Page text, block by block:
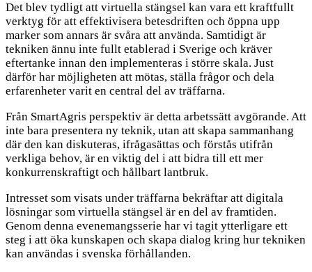
Det blev tydligt att virtuella stängsel kan vara ett kraftfullt
verktyg för att effektivisera betesdriften och öppna upp
marker som annars är svåra att använda. Samtidigt är
tekniken ännu inte fullt etablerad i Sverige och kräver
eftertanke innan den implementeras i större skala. Just
därför har möjligheten att mötas, ställa frågor och dela
erfarenheter varit en central del av träffarna.
Från SmartAgris perspektiv är detta arbetssätt avgörande. Att
inte bara presentera ny teknik, utan att skapa sammanhang
där den kan diskuteras, ifrågasättas och förstås utifrån
verkliga behov, är en viktig del i att bidra till ett mer
konkurrenskraftigt och hållbart lantbruk.
Intresset som visats under träffarna bekräftar att digitala
lösningar som virtuella stängsel är en del av framtiden.
Genom denna evenemangsserie har vi tagit ytterligare ett
steg i att öka kunskapen och skapa dialog kring hur tekniken
kan användas i svenska förhållanden.